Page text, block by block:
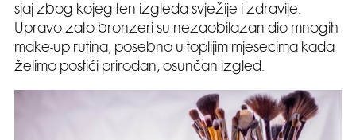
sjaj zbog kojeg ten izgleda svježije i zdravije.
Upravo zato bronzeri su nezaobilazan dio mnogih
make-up rutina, posebno u toplijim mjesecima kada
želimo postići prirodan, osunčan izgled.